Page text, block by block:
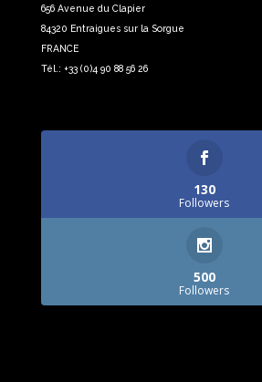
656 Avenue du Clapier
84320 Entraigues sur la Sorgue
FRANCE
Tél.: +33 (0)4 90 88 56 26
130
Followers
500
Followers